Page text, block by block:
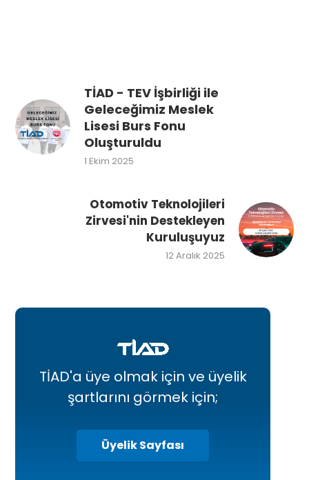
TİAD - TEV İşbirliği ile
Geleceğimiz Meslek
Lisesi Burs Fonu
Oluşturuldu
1 Ekim 2025
Otomotiv Teknolojileri
Zirvesi'nin Destekleyen
Kuruluşuyuz
12 Aralık 2025
TİAD'a üye olmak için ve üyelik
şartlarını görmek için;
Üyelik Sayfası